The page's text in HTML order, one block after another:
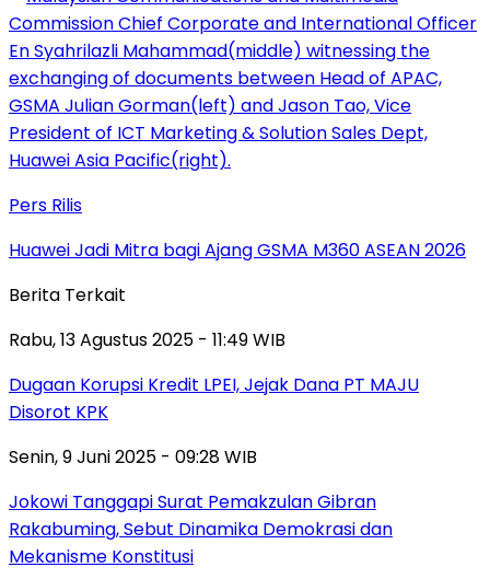
Pers Rilis
Huawei Jadi Mitra bagi Ajang GSMA M360 ASEAN 2026
Berita Terkait
Rabu, 13 Agustus 2025 - 11:49 WIB
Dugaan Korupsi Kredit LPEI, Jejak Dana PT MAJU
Disorot KPK
Senin, 9 Juni 2025 - 09:28 WIB
Jokowi Tanggapi Surat Pemakzulan Gibran
Rakabuming, Sebut Dinamika Demokrasi dan
Mekanisme Konstitusi